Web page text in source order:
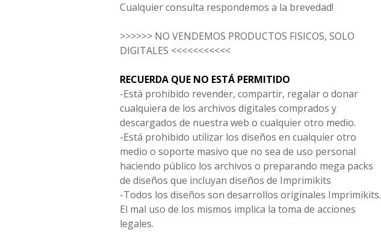
Cualquier consulta respondemos a la brevedad!
>>>>>> NO VENDEMOS PRODUCTOS FISICOS, SOLO
DIGITALES <<<<<<<<<<<
RECUERDA QUE NO ESTÁ PERMITIDO
-Está prohibido revender, compartir, regalar o donar
cualquiera de los archivos digitales comprados y
descargados de nuestra web o cualquier otro medio.
-Está prohibido utilizar los diseños en cualquier otro
medio o soporte masivo que no sea de uso personal
haciendo público los archivos o preparando mega packs
de diseños que incluyan diseños de Imprimikits
-Todos los diseños son desarrollos originales Imprimikits.
El mal uso de los mismos implica la toma de acciones
legales.